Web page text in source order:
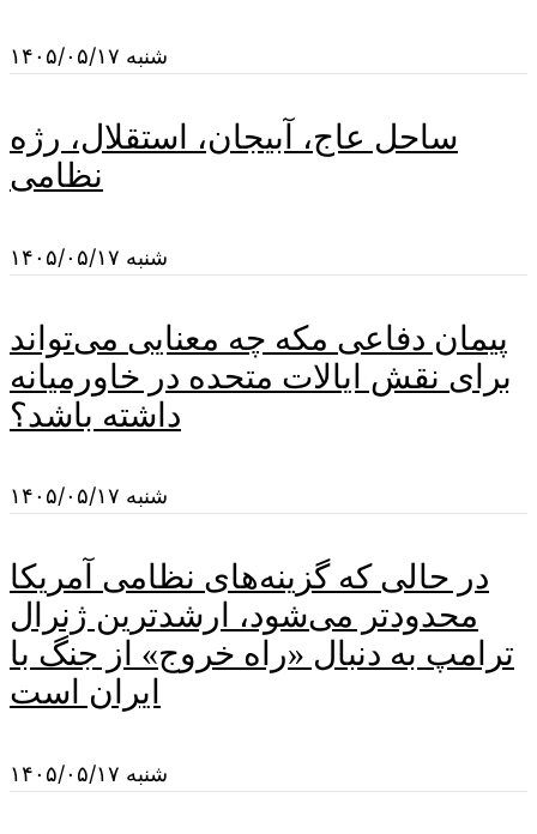
شنبه ۱۴۰۵/۰۵/۱۷
ساحل عاج، آبیجان، استقلال، رژه
نظامی
شنبه ۱۴۰۵/۰۵/۱۷
پیمان دفاعی مکه چه معنایی می‌تواند
برای نقش ایالات متحده در خاورمیانه
داشته باشد؟
شنبه ۱۴۰۵/۰۵/۱۷
در حالی که گزینه‌های نظامی آمریکا
محدودتر می‌شود، ارشدترین ژنرال
ترامپ به دنبال «راه خروج» از جنگ با
ایران است
شنبه ۱۴۰۵/۰۵/۱۷